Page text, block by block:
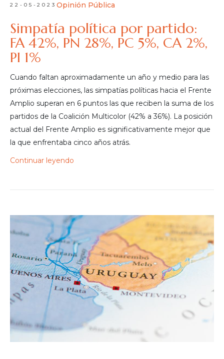
22-05-2023Opinión Pública
Simpatía política por partido:
FA 42%, PN 28%, PC 5%, CA 2%,
PI 1%
Cuando faltan aproximadamente un año y medio para las
próximas elecciones, las simpatías políticas hacia el Frente
Amplio superan en 6 puntos las que reciben la suma de los
partidos de la Coalición Multicolor (42% a 36%). La posición
actual del Frente Amplio es significativamente mejor que
la que enfrentaba cinco años atrás.
Continuar leyendo